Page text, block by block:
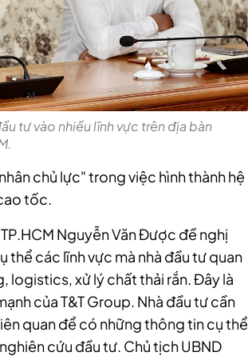
tư vào nhiều lĩnh vực trên địa bàn
chủ lực" trong việc hình thành hệ
tốc.
Nguyễn Văn Được đề nghị
thể các lĩnh vực mà nhà đầu tư quan
logistics, xử lý chất thải rắn. Đây là
của T&T Group. Nhà đầu tư cần
quan để có những thông tin cụ thể
cứu đầu tư. Chủ tịch UBND